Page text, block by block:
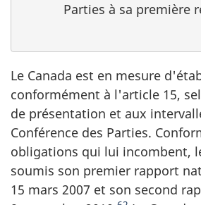
Parties à sa première
Le Canada est en mesure
conformément à l'article 15,
de présentation et aux
Conférence des Parties.
obligations qui lui incombent,
soumis son premier rapport
15 mars 2007 et son second